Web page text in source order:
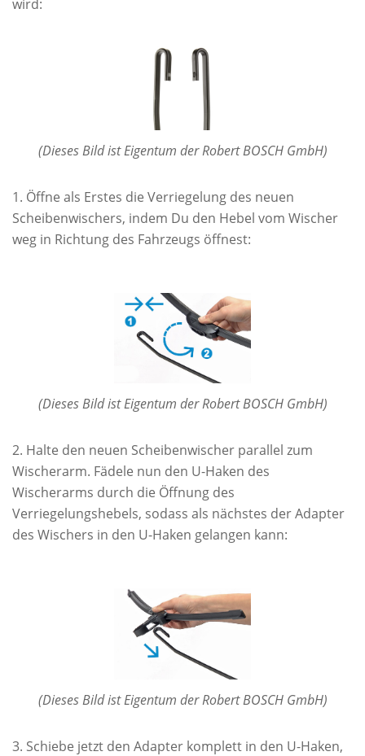
wird:
(Dieses Bild ist Eigentum der Robert BOSCH GmbH)
Öffne als Erstes die Verriegelung des neuen
Scheibenwischers, indem Du den Hebel vom Wischer
weg in Richtung des Fahrzeugs öffnest:
(Dieses Bild ist Eigentum der Robert BOSCH GmbH)
Halte den neuen Scheibenwischer parallel zum
Wischerarm. Fädele nun den U-Haken des
Wischerarms durch die Öffnung des
Verriegelungshebels, sodass als nächstes der Adapter
des Wischers in den U-Haken gelangen kann:
(Dieses Bild ist Eigentum der Robert BOSCH GmbH)
Schiebe jetzt den Adapter komplett in den U-Haken,